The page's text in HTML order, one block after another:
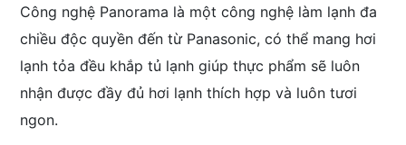
Công nghệ Panorama là một công nghệ làm lạnh đa
chiều độc quyền đến từ Panasonic, có thể mang hơi
lạnh tỏa đều khắp tủ lạnh giúp thực phẩm sẽ luôn
nhận được đầy đủ hơi lạnh thích hợp và luôn tươi
ngon.